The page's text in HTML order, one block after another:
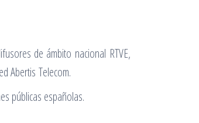
de ámbito nacional RTVE,
Abertis Telecom.
públicas españolas.